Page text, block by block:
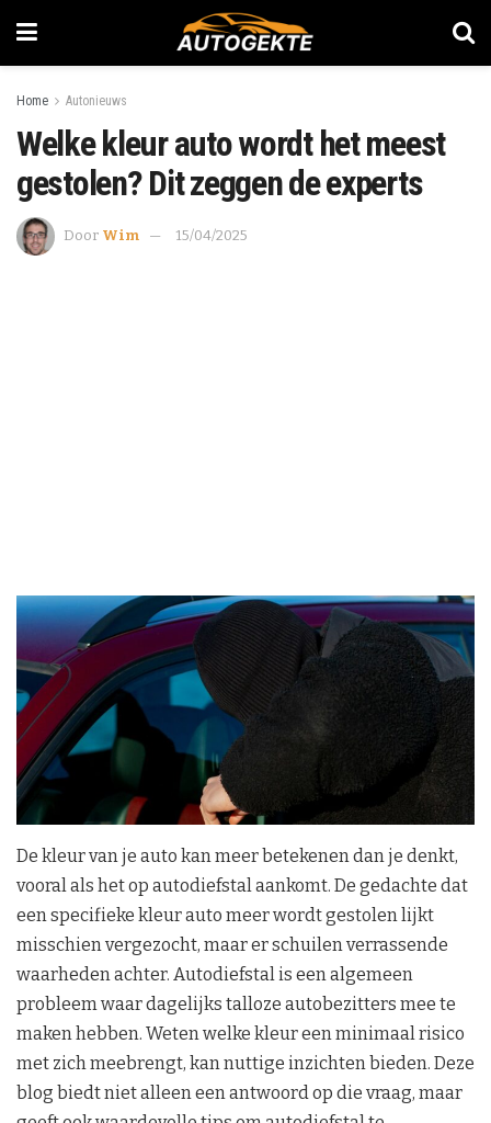
Home Autonieuws
Welke kleur auto wordt het meest
gestolen? Dit zeggen de experts
Door Wim 15/04/2025
De kleur van je auto kan meer betekenen dan je denkt,
vooral als het op autodiefstal aankomt. De gedachte dat
een specifieke kleur auto meer wordt gestolen lijkt
misschien vergezocht, maar er schuilen verrassende
waarheden achter. Autodiefstal is een algemeen
probleem waar dagelijks talloze autobezitters mee te
maken hebben. Weten welke kleur een minimaal risico
met zich meebrengt, kan nuttige inzichten bieden. Deze
blog biedt niet alleen een antwoord op die vraag, maar